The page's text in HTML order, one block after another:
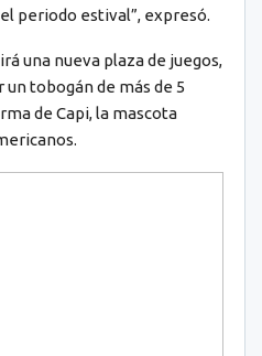
periodo estival”, expresó.
una nueva plaza de juegos,
tobogán de más de 5
de Capi, la mascota